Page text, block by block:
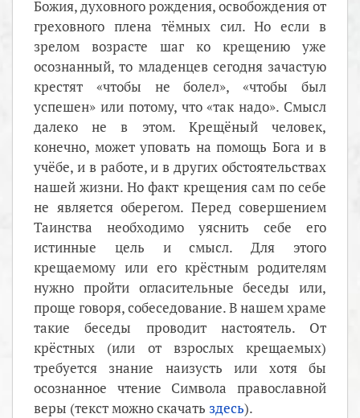
Божия, духовного рождения, освобождения от
греховного плена тёмных сил. Но если в
зрелом возрасте шаг ко крещению уже
осознанный, то младенцев сегодня зачастую
крестят «чтобы не болел», «чтобы был
успешен» или потому, что «так надо». Смысл
далеко не в этом. Крещёный человек,
конечно, может уповать на помощь Бога и в
учёбе, и в работе, и в других обстоятельствах
нашей жизни. Но факт крещения сам по себе
не является оберегом. Перед совершением
Таинства необходимо уяснить себе его
истинные цель и смысл. Для этого
крещаемому или его крёстным родителям
нужно пройти огласительные беседы или,
проще говоря, собеседование. В нашем храме
такие беседы проводит настоятель. От
крёстных (или от взрослых крещаемых)
требуется знание наизусть или хотя бы
осознанное чтение Символа православной
веры (текст можно скачать здесь).